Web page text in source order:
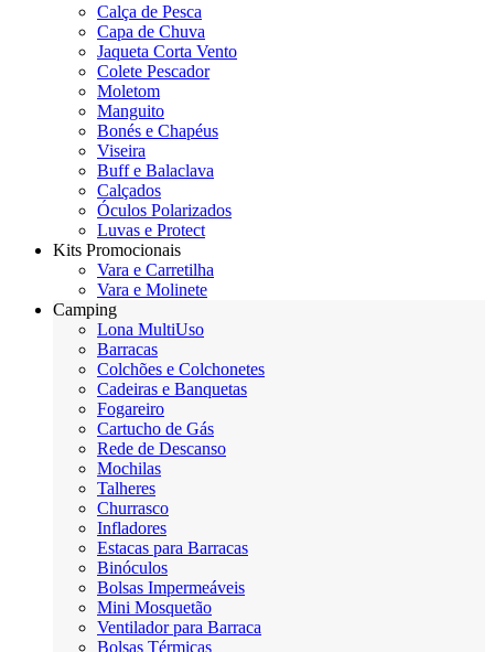
Calça de Pesca
Capa de Chuva
Jaqueta Corta Vento
Colete Pescador
Moletom
Manguito
Bonés e Chapéus
Viseira
Buff e Balaclava
Calçados
Óculos Polarizados
Luvas e Protect
Kits Promocionais
Vara e Carretilha
Vara e Molinete
Camping
Lona MultiUso
Barracas
Colchões e Colchonetes
Cadeiras e Banquetas
Fogareiro
Cartucho de Gás
Rede de Descanso
Mochilas
Talheres
Churrasco
Infladores
Estacas para Barracas
Binóculos
Bolsas Impermeáveis
Mini Mosquetão
Ventilador para Barraca
Bolsas Térmicas